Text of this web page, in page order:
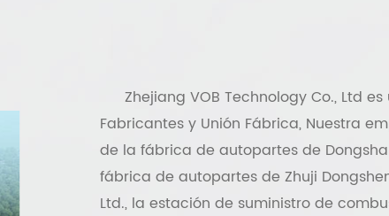
Zhejiang VOB Technology Co., Ltd es
Fabricantesy Unión Fábrica, Nuestra
de la fábrica de autopartes de
fábrica de autopartes de Zhuji
Ltd., la estación de suministro de